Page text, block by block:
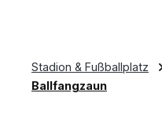
Stadion & Fußballplatz
Ballfangzaun